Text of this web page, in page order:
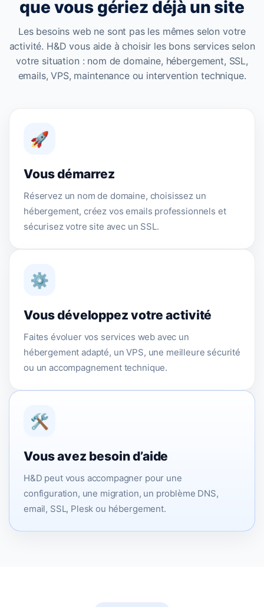
que vous gériez déjà un site
Les besoins web ne sont pas les mêmes selon votre
activité. H&D vous aide à choisir les bons services selon
votre situation : nom de domaine, hébergement, SSL,
emails, VPS, maintenance ou intervention technique.
🚀
Vous démarrez
Réservez un nom de domaine, choisissez un
hébergement, créez vos emails professionnels et
sécurisez votre site avec un SSL.
⚙️
Vous développez votre activité
Faites évoluer vos services web avec un
hébergement adapté, un VPS, une meilleure sécurité
ou un accompagnement technique.
🛠️
Vous avez besoin d’aide
H&D peut vous accompagner pour une
configuration, une migration, un problème DNS,
email, SSL, Plesk ou hébergement.